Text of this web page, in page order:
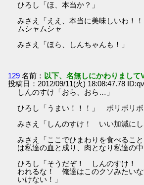
ひろし「ほ、本当か？」
みさえ「ええ、本当に美味しいわ！！
ムシャムシャ
みさえ「ほら、しんちゃんも！」
129 名前： 以下、名無しにかわりまして
投稿日：2012/09/11(火) 18:08:47.78
しんのすけ「おら、おら…」
ひろし「うまい！！！」 ボリボリボ
みさえ「しんのすけ！ いい加減にし
みさえ「ここでひまわりを食べるこ
は私達の血と成り、肉となり私達の中
ひろし「そうだぞ！ しんのすけ！
われるな！ 俺達はこのクソみたい
いけない！」